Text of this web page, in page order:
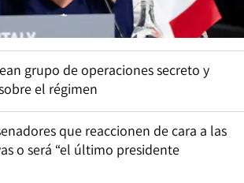
grupo de operaciones secreto y
el régimen
que reaccionen de cara a las
o será “el último presidente